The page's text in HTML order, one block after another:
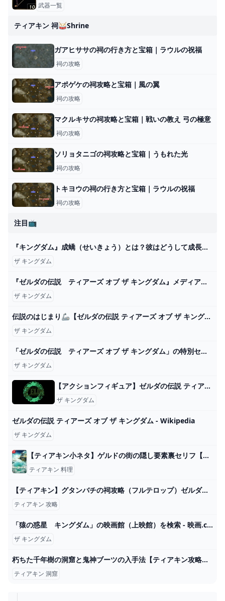
武器一覧
ティアキン 祠🥁shrine
ガアヒササの祠の行き方と宝箱｜ラウルの祝福
祠の攻略
アポゲケの祠攻略と宝箱｜風の翼
祠の攻略
マクルキサの祠攻略と宝箱｜戦いの教え 弓の極意
祠の攻略
ソリョタニゴの祠攻略と宝箱｜うもれた光
祠の攻略
トキヨウの祠の行き方と宝箱｜ラウルの祝福
祠の攻略
注目📺
『キングダム』成蟜（せいきょう）とは？彼はどうして成長できたのか？ アニメイトタイムズ
ザ キングダム
『ゼルダの伝説 ティアーズ オブ ザ キングダム』メディア用新動画から新情報を一挙公開。料理鍋を携帯させる謎カプセルに、新たな4つの能力の活用方法、ガチャガチャマシーンも？ ゲーム・エンタメ最新情報のファミ通.com
ザ キングダム
伝説のはじまり🦾【ゼルダの伝説 ティアーズ オブ ザ キングダム】#1 - YouTube
ザ キングダム
「ゼルダの伝説 ティアーズ オブ ザ キングダム」の特別セットが割引価格になるキャンペーンが本日5月28日まで - GAME Watch
ザ キングダム
【アクションフィギュア】ゼルダの伝説 ティアーズ オブ ザ キングダム figma リンク ティアーズ オブ ザ キングダムver. DXエディション【送料無料】 アニメイト
ザ キングダム
ゼルダの伝説 ティアーズ オブ ザ キングダム - Wikipedia
ザ キングダム
【ティアキン小ネタ】ゲルドの街の隠し要素裏セリフ【ゼルダ】 - Voyage Bibliomaniac
ティアキン 料理
【ティアキン】グタンバチの祠攻略（フルテロップ）ゼルダの伝説ティアーズオブザキングダム攻略 - YouTube
ティアキン 攻略
「猿の惑星 キングダム」の映画館（上映館）を検索 - 映画.com
ザ キングダム
朽ちた千年樹の洞窟と鬼神ブーツの入手法【ティアキン攻略】 とあるゲームブログの軌跡
ティアキン 洞窟